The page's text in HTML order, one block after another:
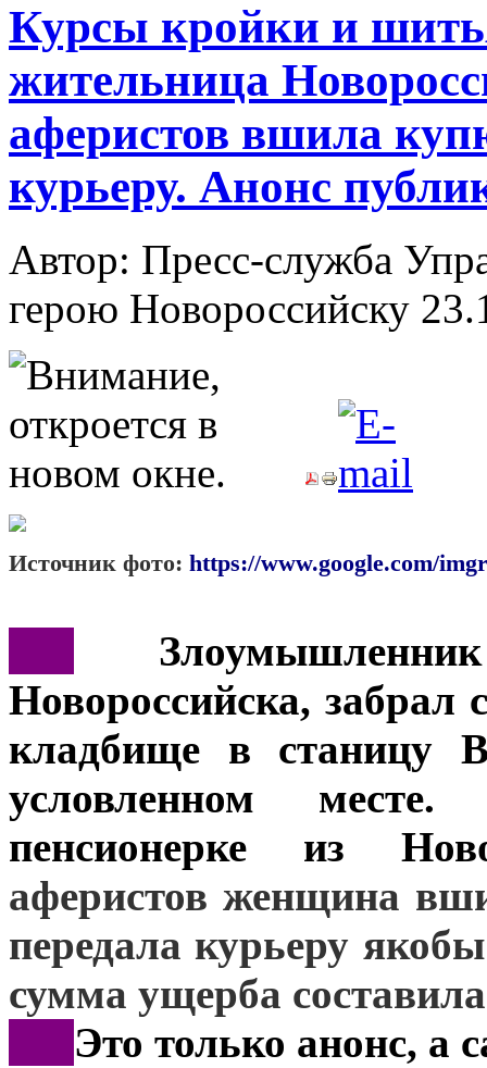
Курсы кройки и
жительница
аферистов вшила
курьеру. Анонс
Автор: Пресс-служба
герою Новороссийску
Источник фото: https://www.google.com/
Новороссийска,
кладбище в станицу
условленном
пенсионерке из
аферистов женщина
передала курьеру
сумма ущерба
Это только анонс, а